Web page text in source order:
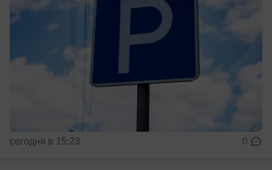
сегодня в 15:23 0